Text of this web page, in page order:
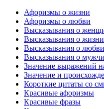
Афоризмы о жизни
Афоризмы о любви
Высказывания о
Высказывания о жизни
Высказывания о любви
Высказывания о
Значение выражений
Значение и
Короткие цитаты со
Красивые афоризмы
Красивые фразы